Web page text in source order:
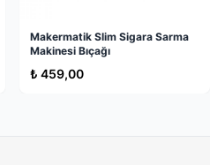
Makermatik Slim Sigara Sarma
Makinesi Bıçağı
₺ 459,00